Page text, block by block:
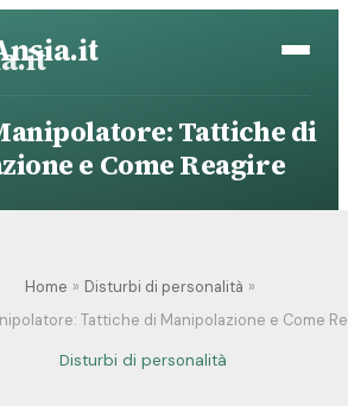
Tattiche di
e Come Reagire
Home
Disturbi di personalità
Tattiche di Manipolazione e Come
Disturbi di personalità